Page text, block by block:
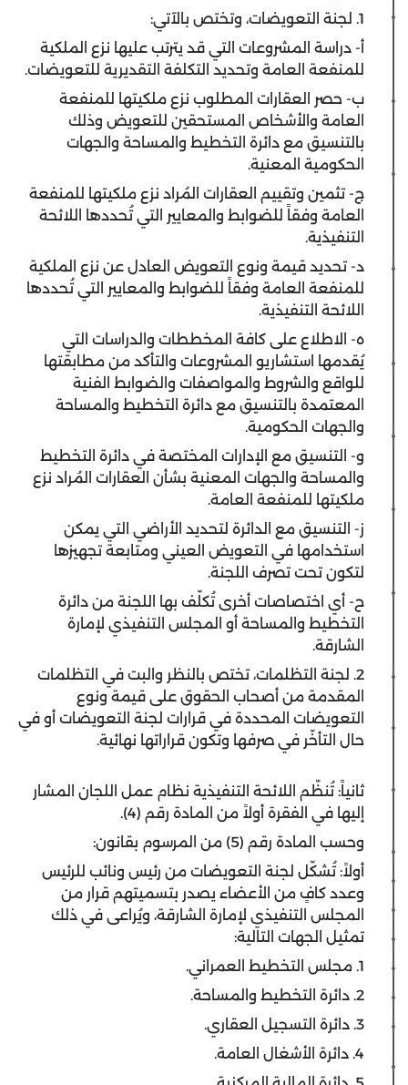
1. لجنة التعويضات، وتختص بالآتي:
أ‌- دراسة المشروعات التي قد يترتب عليها نزع الملكية
للمنفعة العامة وتحديد التكلفة التقديرية للتعويضات.
ب‌- حصر العقارات المطلوب نزع ملكيتها للمنفعة
العامة والأشخاص المستحقين للتعويض وذلك
بالتنسيق مع دائرة التخطيط والمساحة والجهات
الحكومية المعنية.
ج‌- تثمين وتقييم العقارات المُراد نزع ملكيتها للمنفعة
العامة وفقاً للضوابط والمعايير التي تُحددها اللائحة
التنفيذية.
د‌- تحديد قيمة ونوع التعويض العادل عن نزع الملكية
للمنفعة العامة وفقاً للضوابط والمعايير التي تُحددها
اللائحة التنفيذية.
ه‌- الاطلاع على كافة المخططات والدراسات التي
يُقدمها استشاريو المشروعات والتأكد من مطابقتها
للواقع والشروط والمواصفات والضوابط الفنية
المعتمدة بالتنسيق مع دائرة التخطيط والمساحة
والجهات الحكومية.
و‌- التنسيق مع الإدارات المختصة في دائرة التخطيط
والمساحة والجهات المعنية بشأن العقارات المُراد نزع
ملكيتها للمنفعة العامة.
ز‌- التنسيق مع الدائرة لتحديد الأراضي التي يمكن
استخدامها في التعويض العيني ومتابعة تجهيزها
لتكون تحت تصرف اللجنة.
ح‌- أي اختصاصات أخرى تُكلّف بها اللجنة من دائرة
التخطيط والمساحة أو المجلس التنفيذي لإمارة
الشارقة.
2. لجنة التظلمات، تختص بالنظر والبت في التظلمات
المقدمة من أصحاب الحقوق على قيمة ونوع
التعويضات المحددة في قرارات لجنة التعويضات أو في
حال التأخّر في صرفها وتكون قراراتها نهائية.
ثانياً: تُنظّم اللائحة التنفيذية نظام عمل اللجان المشار
إليها في الفقرة أولاً من المادة رقم (4).
وحسب المادة رقم (5) من المرسوم بقانون:
أولاً: تُشكّل لجنة التعويضات من رئيس ونائب للرئيس
وعدد كافٍ من الأعضاء يصدر بتسميتهم قرار من
المجلس التنفيذي لإمارة الشارقة، ويُراعى في ذلك
تمثيل الجهات التالية:
1. مجلس التخطيط العمراني.
2. دائرة التخطيط والمساحة.
3. دائرة التسجيل العقاري.
4. دائرة الأشغال العامة.